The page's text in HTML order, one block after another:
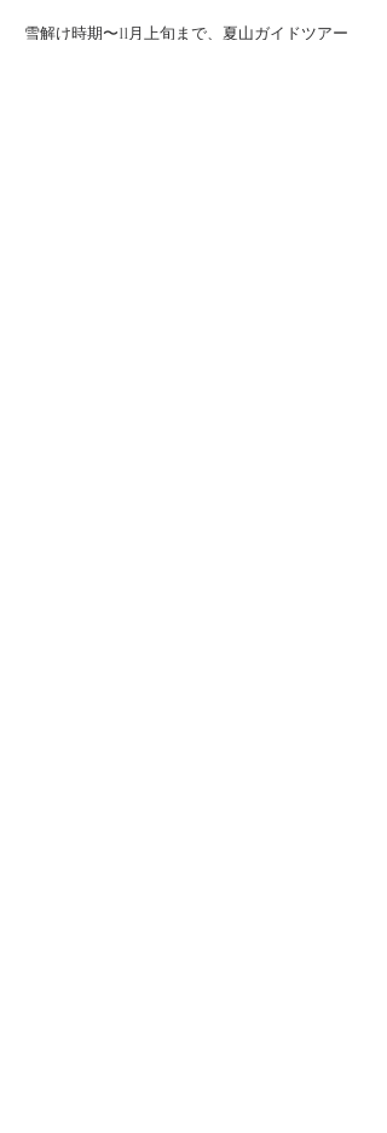
雪解け時期〜11月上旬まで、夏山ガイドツアー